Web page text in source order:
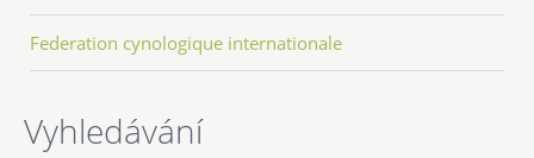
Federation cynologique internationale
Vyhledávání